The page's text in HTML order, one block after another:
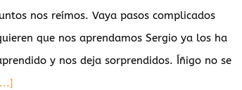
nos reímos. Vaya pasos complicados
que nos aprendamos Sergio ya los ha
y nos deja sorprendidos. Íñigo no se